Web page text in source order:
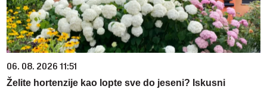
06. 08. 2026 11:51
Želite hortenzije kao lopte sve do jeseni? Iskusni